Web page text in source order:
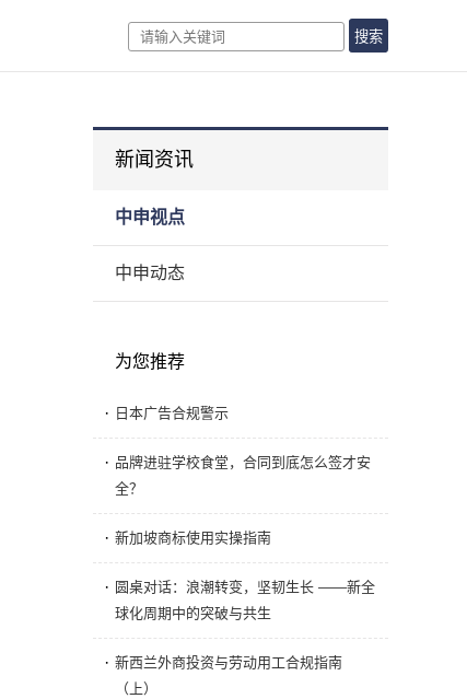
搜索
新闻资讯
中申视点
中申动态
为您推荐
· 日本广告合规警示
· 品牌进驻学校食堂，合同到底怎么签才安
全？
· 新加坡商标使用实操指南
· 圆桌对话：浪潮转变，坚韧生长 ——新全
球化周期中的突破与共生
· 新西兰外商投资与劳动用工合规指南
（上）